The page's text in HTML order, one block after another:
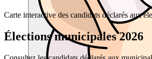
Carte interactive des candidats déclarés aux
Élections municipales 2026